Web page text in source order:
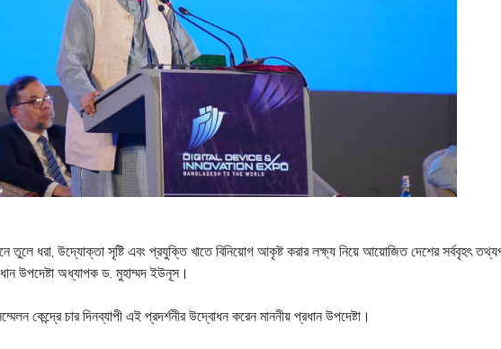
তুলে ধরা, উদ্যোক্তা সৃষ্টি এবং প্রযুক্তি খাতে বিনিয়োগ আকৃষ্ট করার লক্ষ্য নিয়ে আয়োজিত দেশের সর্ববৃহৎ
উপদেষ্টা অধ্যাপক ড. মুহাম্মদ ইউনূস।
কেন্দ্রে চার দিনব্যাপী এই প্রদর্শনীর উদ্বোধন করেন মাননীয় প্রধান উপদেষ্টা।